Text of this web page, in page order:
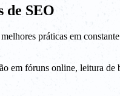
de SEO
práticas em
em fóruns online, leitura